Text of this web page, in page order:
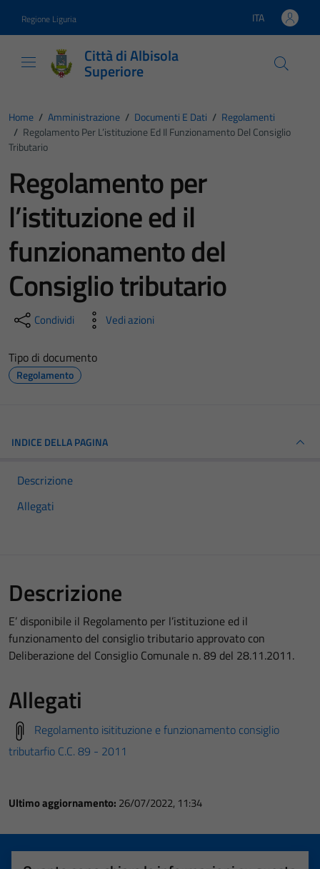
Regione Liguria Lingua attiva:
ITA
Città di Albisola
Superiore
Home / Amministrazione / Documenti E Dati / Regolamenti
/ Regolamento Per L’istituzione Ed Il Funzionamento Del Consiglio
Tributario
Regolamento per
l’istituzione ed il
funzionamento del
Consiglio tributario
Condividi Vedi azioni
Tipo di documento
Regolamento
INDICE DELLA PAGINA
Descrizione
Allegati
Descrizione
E’ disponibile il Regolamento per l’istituzione ed il
funzionamento del consiglio tributario approvato con
Deliberazione del Consiglio Comunale n. 89 del 28.11.2011.
Allegati
Regolamento isitituzione e funzionamento consiglio
tributarfio C.C. 89 - 2011
Ultimo aggiornamento: 26/07/2022, 11:34